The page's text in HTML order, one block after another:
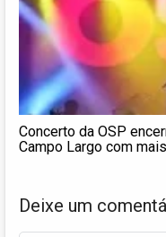
Concerto da OSP
Campo Largo com
Deixe um